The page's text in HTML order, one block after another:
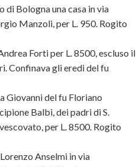
di Bologna una casa in via
Manzoli, per L. 950. Rogito
Forti per L. 8500, escluso il
Confinava gli eredi del fu
Giovanni del fu Floriano
Balbi, dei padri di S.
per L. 8500. Rogito
Anselmi in via